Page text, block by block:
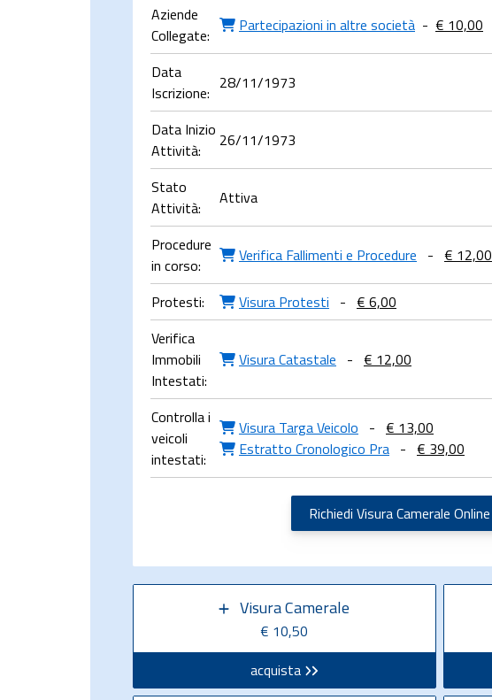
Aziende
Collegate:
Partecipazioni in altre società - € 10,00
Data
Iscrizione: 28/11/1973
Data Inizio
Attività:
26/11/1973
Stato
Attività:
Attiva
Procedure
in corso:
Verifica Fallimenti e Procedure - € 12,00
Protesti: Visura Protesti - € 6,00
Verifica
Immobili
Intestati:
Visura Catastale - € 12,00
Controlla i
veicoli
intestati:
Visura Targa Veicolo - € 13,00
Estratto Cronologico Pra - € 39,00
Richiedi Visura Camerale Online
Visura Camerale
€ 10,50
acquista